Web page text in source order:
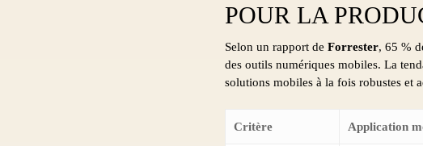
POUR LA
Selon un rapport de Forrester, 65 %
des outils numériques mobiles. La
solutions mobiles à la fois robustes et
Critère Application